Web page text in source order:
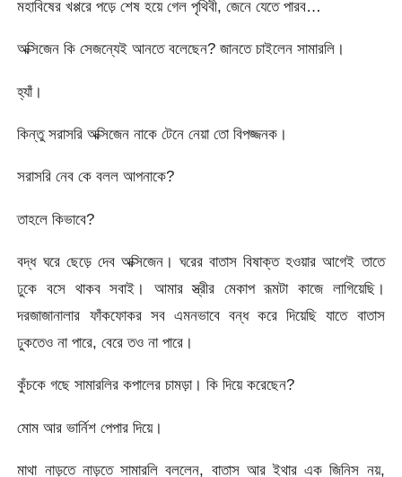
মহাবিষের খপ্পরে পড়ে শেষ হয়ে গেল পৃথিবী, জেনে যেতে পারব…
অক্সিজেন কি সেজন্যেই আনতে বলেছেন? জানতে চাইলেন সামারলি।
হ্যাঁ।
কিন্তু সরাসরি অক্সিজেন নাকে টেনে নেয়া তো বিপজ্জনক।
সরাসরি নেব কে বলল আপনাকে?
তাহলে কিভাবে?
বদ্ধ ঘরে ছেড়ে দেব অক্সিজেন। ঘরের বাতাস বিষাক্ত হওয়ার আগেই তাতে
ঢুকে বসে থাকব সবাই। আমার স্ত্রীর মেকাপ রূমটা কাজে লাগিয়েছি।
দরজাজানালার ফাঁকফোকর সব এমনভাবে বন্ধ করে দিয়েছি যাতে বাতাস
ঢুকতেও না পারে, বেরে তও না পারে।
কুঁচকে গছে সামারলির কপালের চামড়া। কি দিয়ে করেছেন?
মোম আর ভার্নিশ পেপার দিয়ে।
মাথা নাড়তে নাড়তে সামারলি বললেন, বাতাস আর ইথার এক জিনিস নয়,